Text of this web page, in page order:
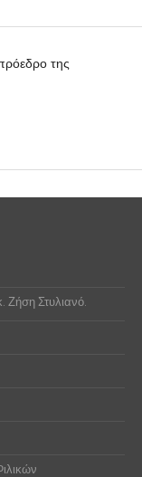
της
Στυλιανό.